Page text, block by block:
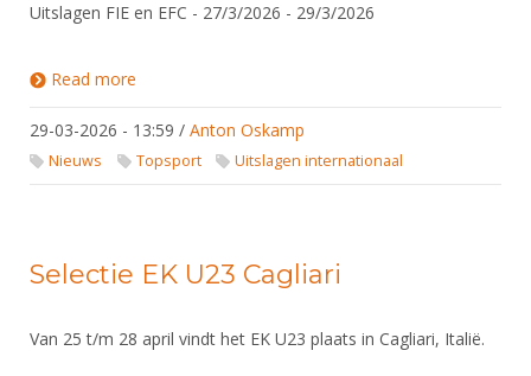
Uitslagen FIE en EFC - 27/3/2026 - 29/3/2026
Read more
29-03-2026 - 13:59 / Anton Oskamp
Nieuws Topsport Uitslagen internationaal
Selectie EK U23 Cagliari
Van 25 t/m 28 april vindt het EK U23 plaats in Cagliari, Italië.